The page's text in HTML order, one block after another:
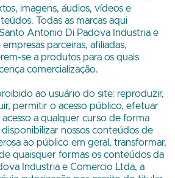
imagens, áudios, vídeos e
Todas as marcas aqui
Santo Antonio Di Padova Industria e
parceiras, afiliadas,
se a produtos para os quais
comercialização.
ao usuário do site: reproduzir,
permitir o acesso público, efetuar
a qualquer curso de forma
nossos conteúdos de
ao público em geral, transformar,
quaisquer formas os conteúdos da
Industria e Comercio Ltda, a